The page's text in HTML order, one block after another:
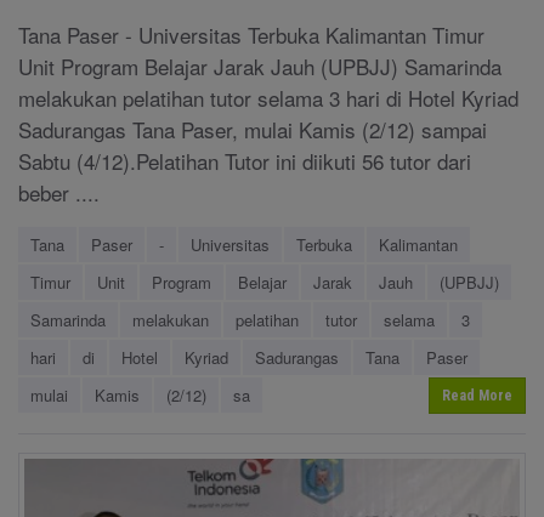
Tana Paser - Universitas Terbuka Kalimantan Timur
Unit Program Belajar Jarak Jauh (UPBJJ) Samarinda
melakukan pelatihan tutor selama 3 hari di Hotel Kyriad
Sadurangas Tana Paser, mulai Kamis (2/12) sampai
Sabtu (4/12).Pelatihan Tutor ini diikuti 56 tutor dari
beber ....
Tana Paser - Universitas Terbuka
Kalimantan
Timur
Unit Program Belajar Jarak Jauh
(UPBJJ)
Samarinda
melakukan pelatihan tutor selama
3
hari
di Hotel Kyriad Sadurangas Tana
Paser
mulai
Kamis (2/12) sa Read More